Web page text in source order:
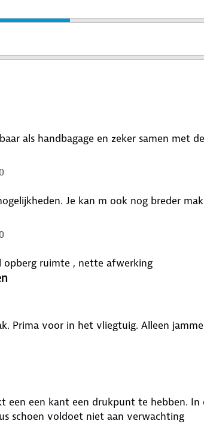
als handbagage en zeker samen met
Je kan m ook nog breder
opberg ruimte , nette afwerking
vliegtuig. Alleen jammer dat er aan de zijkant geen
een een kant een drukpunt te hebben. In
schoen voldoet niet aan verwachting